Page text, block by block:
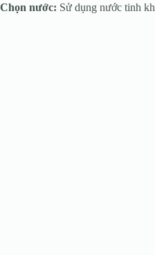
Chọn nước: Sử dụng nước tinh